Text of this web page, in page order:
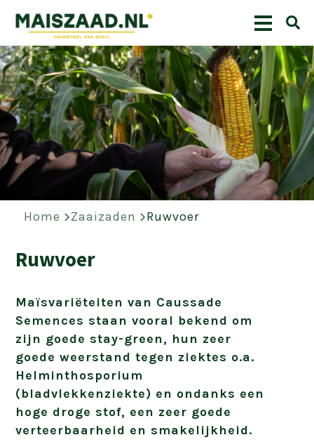
Home Zaaizaden Ruwvoer
Ruwvoer
Maïsvariëteiten van Caussade
Semences staan vooral bekend om
zijn goede stay-green, hun zeer
goede weerstand tegen ziektes o.a.
Helminthosporium
(bladvlekkenziekte) en ondanks een
hoge droge stof, een zeer goede
verteerbaarheid en smakelijkheid.